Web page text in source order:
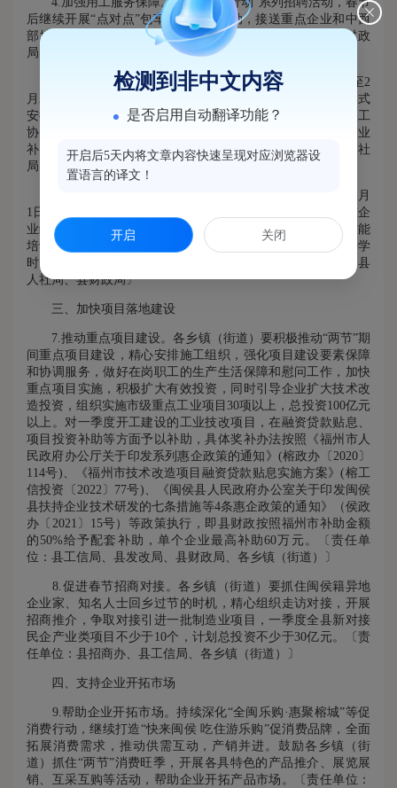
后继续开展“点对点”包车包机包列活动，接送重点企业和中西
部地区务工人员复工返岗。〔责任单位：县人社局、县财政
局〕
5.支持共享用工、调剂用工。2023年春节期间(指1月1日至2
月28日),企业、各类用工调剂平台通过共享用工、调剂用工形式
安排员工到接收企业稳定就业1个月以上的（按共享、调剂用工
协议及工资转账流水等凭证确认）,按每人500元标准予以企业
补助。单家企业奖补资金上限10万元。〔责任单位：县人社
局、县财政局〕
6.支持企业开展岗位技能提升培训。2023年春节期间(指1月
1日至2月28日)，鼓励企业自主或委托机构组织在岗职工 (在企
业缴纳失业保险或养老保险)开展以岗位技能类课程为主的技能
培训，培训总学时为20-40学时，取得培训结业证书的，按每学
时25元，每人500-1000元标准给予企业补贴。〔责任单位：县
人社局、县财政局〕
三、加快项目落地建设
7.推动重点项目建设。各乡镇（街道）要积极推动“两节”期
间重点项目建设，精心安排施工组织，强化项目建设要素保障
和协调服务，做好在岗职工的生产生活保障和慰问工作，加快
重点项目实施，积极扩大有效投资，同时引导企业扩大技术改
造投资，组织实施市级重点工业项目30项以上，总投资100亿元
以上。对一季度开工建设的工业技改项目，在融资贷款贴息、
项目投资补助等方面予以补助，具体奖补办法按照《福州市人
民政府办公厅关于印发系列惠企政策的通知》(榕政办〔2020〕
114号)、《福州市技术改造项目融资贷款贴息实施方案》(榕工
信投资〔2022〕77号)、《闽侯县人民政府办公室关于印发闽侯
县扶持企业技术研发的七条措施等4条惠企政策的通知》（侯政
办〔2021〕15号）等政策执行，即县财政按照福州市补助金额
的50%给予配套补助，单个企业最高补助60万元。〔责任单
位：县工信局、县发改局、县财政局、各乡镇（街道）〕
8.促进春节招商对接。各乡镇（街道）要抓住闽侯籍异地
企业家、知名人士回乡过节的时机，精心组织走访对接，开展
招商推介，争取对接引进一批制造业项目，一季度全县新对接
民企产业类项目不少于10个，计划总投资不少于30亿元。〔责
任单位：县招商办、县工信局、各乡镇（街道）〕
四、支持企业开拓市场
9.帮助企业开拓市场。持续深化“全闽乐购·惠聚榕城”等促
消费行动，继续打造“快来闽侯 吃住游乐购”促消费品牌，全面
拓展消费需求，推动供需互动，产销并进。鼓励各乡镇（街
道）抓住“两节”消费旺季，开展各具特色的产品推介、展览展
销、互采互购等活动，帮助企业开拓产品市场。〔责任单位：
检测到非中文内容
是否启用自动翻译功能？
开启后5天内将文章内容快速呈现对应浏览器设
置语言的译文！
开启 关闭